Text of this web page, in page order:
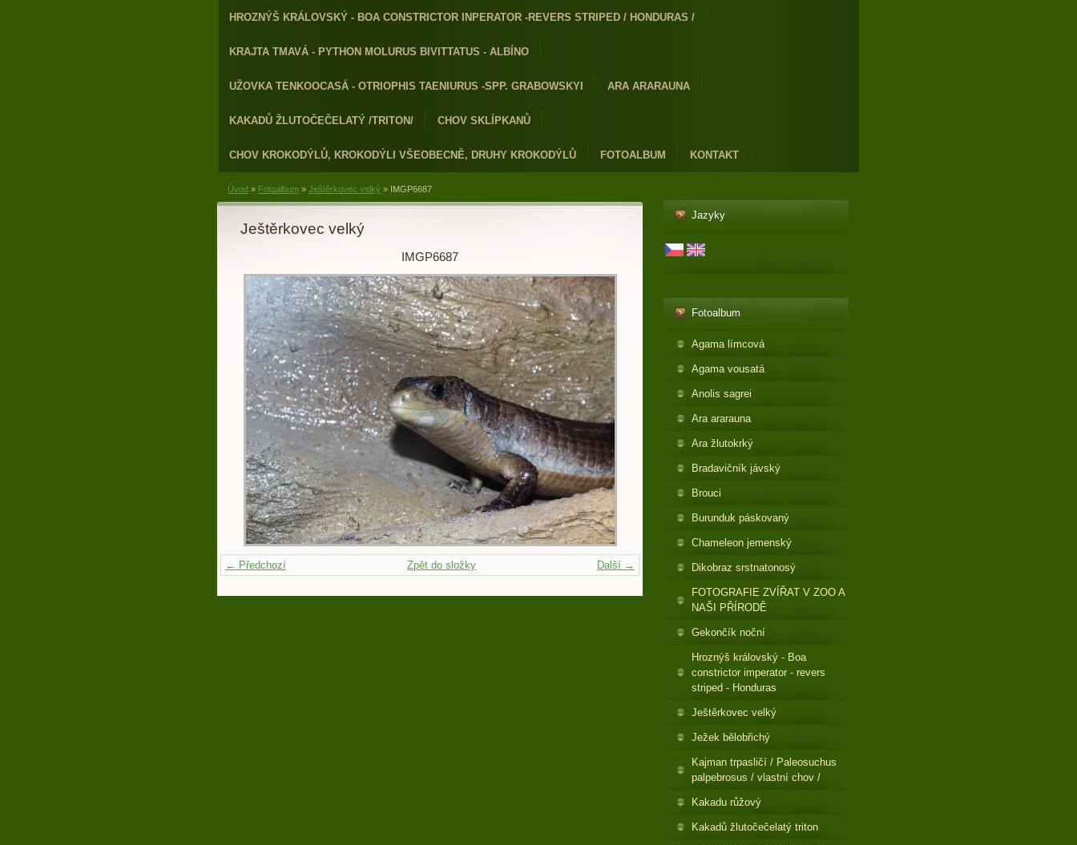
HROZNÝŠ KRÁLOVSKÝ - BOA CONSTRICTOR INPERATOR -REVERS STRIPED / HONDURAS /
KRAJTA TMAVÁ - PYTHON MOLURUS BIVITTATUS - ALBÍNO
UŽOVKA TENKOOCASÁ - OTRIOPHIS TAENIURUS -SPP. GRABOWSKYI ARA ARARAUNA
KAKADŮ ŽLUTOČEČELATÝ /TRITON/ CHOV SKLÍPKANŮ
CHOV KROKODÝLŮ, KROKODÝLI VŠEOBECNĚ, DRUHY KROKODÝLŮ FOTOALBUM KONTAKT
Úvod » Fotoalbum » Ještěrkovec velký » IMGP6687
Ještěrkovec velký
IMGP6687
← Předchozí Další →
Zpět do složky
Jazyky
Fotoalbum
Agama límcová
Agama vousatá
Anolis sagrei
Ara ararauna
Ara žlutokrký
Bradavičník jávský
Brouci
Burunduk páskovaný
Chameleon jemenský
Dikobraz srstnatonosý
FOTOGRAFIE ZVÍŘAT V ZOO A
NAŠI PŘÍRODĚ
Gekončík noční
Hroznýš královský - Boa
constrictor imperator - revers
striped - Honduras
Ještěrkovec velký
Ježek bělobřichý
Kajman trpasličí / Paleosuchus
palpebrosus / vlastní chov /
Kakadu růžový
Kakadů žlutočečelatý triton